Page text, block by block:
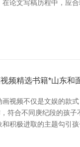
论文写稿历程中，应
频精选书籍*山东和
视频不仅是文娱的款
符合不同庚纪段的孩
积极进取的主题勾引